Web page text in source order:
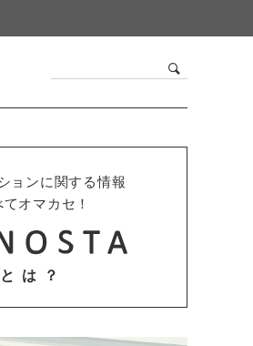
ョンに関する情報
オマカセ！
とは？